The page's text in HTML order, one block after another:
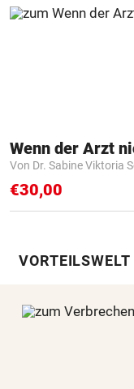
Von Dr. Sabine Viktoria
€30,00